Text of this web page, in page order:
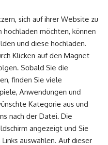
sich auf ihrer Website zu
möchten, können
und diese hochladen.
Klicken auf den Magnet-
Sobald Sie die
finden Sie viele
Anwendungen und
Kategorie aus und
nach der Datei. Die
angezeigt und Sie
auswählen. Auf dieser